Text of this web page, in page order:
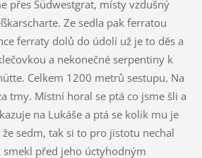
přes Südwestgrat, místy vzdušný
Ze sedla pak ferratou
ferraty dolů do údolí už je to děs a
a nekonečné serpentiny k
Celkem 1200 metrů sestupu. Na
tmy. Místní horal se ptá co jsme šli a
na Lukáše a ptá se kolik mu je
že sedm, tak si to pro jistotu nechal
smekl před jeho úctyhodným